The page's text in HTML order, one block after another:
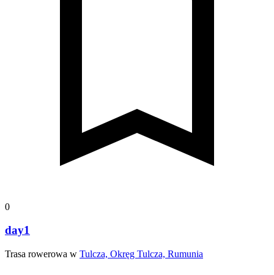
0
day1
Trasa rowerowa w Tulcza, Okręg Tulcza, Rumunia